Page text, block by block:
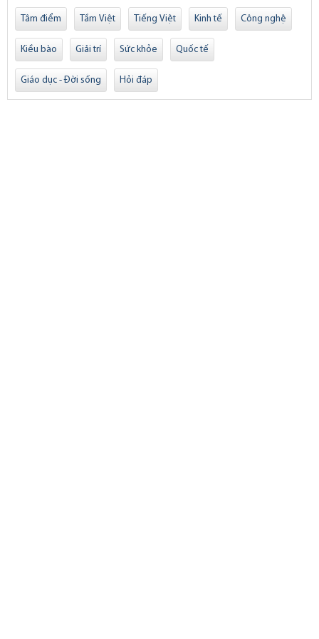
Tâm điểm Tầm Việt Tiếng Việt Kinh tế Công nghệ
Kiều bào Giải trí Sức khỏe Quốc tế
Giáo dục - Đời sống Hỏi đáp